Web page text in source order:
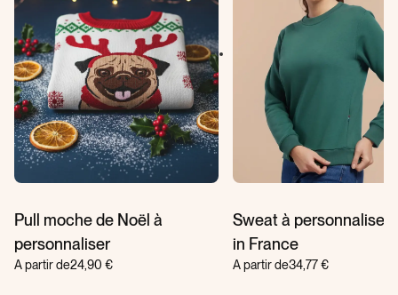
Pull moche de Noël à
personnaliser
A partir de24,90 €
Sweat à personnaliser
in France
A partir de34,77 €